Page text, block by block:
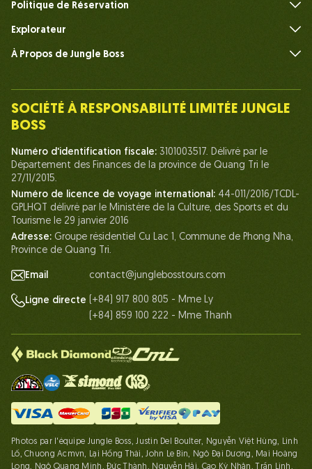
Politique de Réservation
Explorateur
À Propos de Jungle Boss
Notre Équipe
Nos Certifications
Partenariats
Contactez-Nous
SOCIÉTÉ À RESPONSABILITÉ LIMITÉE JUNGLE
BOSS
Numéro d'identification fiscale: 3101003517. Délivré par le
Département des Finances de la province de Quang Tri le
27/11/2015.
Numéro de licence de voyage international: 44-011/2016/TCDL-
GPLHQT délivré par le Ministère de la Culture, des Sports et du
Tourisme le 29 janvier 2016
Adresse: Groupe résidentiel Cu Lac 1, Commune de Phong Nha,
Province de Quang Tri.
Email contact@junglebosstours.com
Ligne directe (+84) 917 800 805 - Mme Ly
(+84) 859 100 222 - Mme Thanh
Photos par l'équipe Jungle Boss, Justin Del Boulter, Nguyễn Việt Hùng, Linh
Lố, Chuong Acmvn, Lại Hồng Thái, John Le Bin, Ngô Đại Dương, Mai Hoàng
Long, Ngô Quang Minh, Đức Thành, Nguyễn Hải, Cao Kỳ Nhân, Trần Linh,